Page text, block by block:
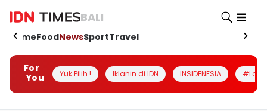
BALI
HomeFoodNewsSportTravel
For
You
Yuk Pilih ! Iklanin di IDN INSIDENESIA